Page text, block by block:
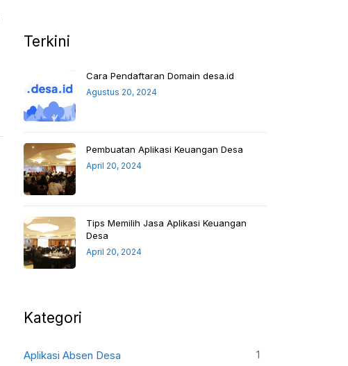
Terkini
Cara Pendaftaran Domain desa.id
Agustus 20, 2024
Pembuatan Aplikasi Keuangan Desa
April 20, 2024
Tips Memilih Jasa Aplikasi Keuangan
Desa
April 20, 2024
Kategori
Aplikasi Absen Desa 1